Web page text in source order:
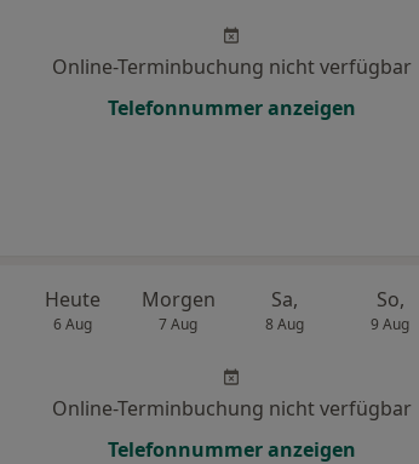
Online-Terminbuchung nicht verfügbar
Telefonnummer anzeigen
Heute
6 Aug
Morgen
7 Aug
Sa,
8 Aug
So,
9 Aug
Online-Terminbuchung nicht verfügbar
Telefonnummer anzeigen